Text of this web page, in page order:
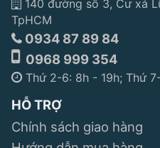
140 đường số 3, Cư xá
TpHCM
0934 87 89 84
0968 999 354
Thứ 2-6: 8h - 19h; Thứ
HỖ TRỢ
Chính sách giao hàng